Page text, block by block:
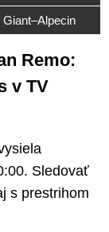
Giant–Alpecin
Remo:
v TV
Sledovať
s prestrihom